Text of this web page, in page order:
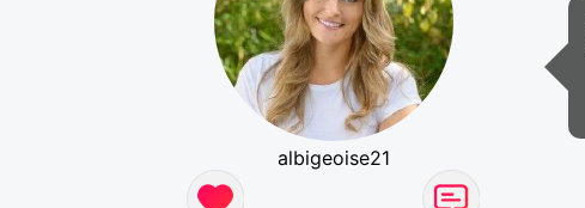
albigeoise21